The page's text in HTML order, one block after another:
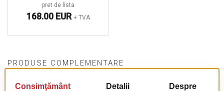
pret de lista
168.00 EUR + TVA
PRODUSE COMPLEMENTARE